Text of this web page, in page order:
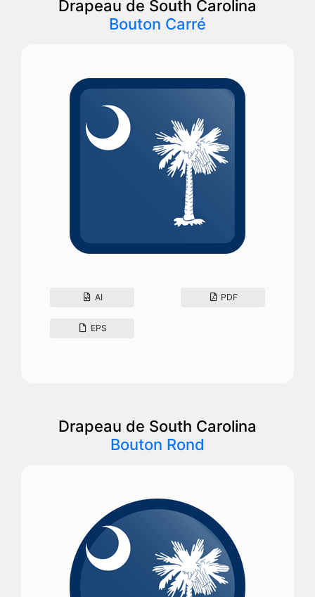
Drapeau de South Carolina
Bouton Carré
AI PDF
EPS
Drapeau de South Carolina
Bouton Rond